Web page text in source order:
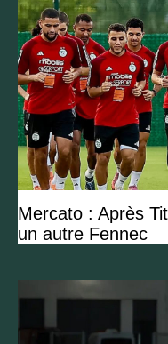
Mercato : Après
un autre Fennec